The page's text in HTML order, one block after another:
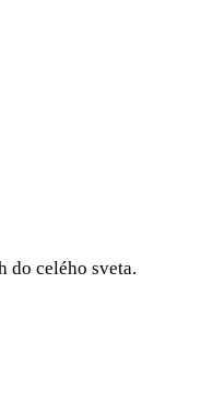
do celého sveta.